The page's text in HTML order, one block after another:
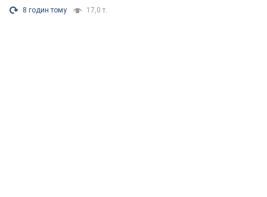
8 годин тому 17,0 т.